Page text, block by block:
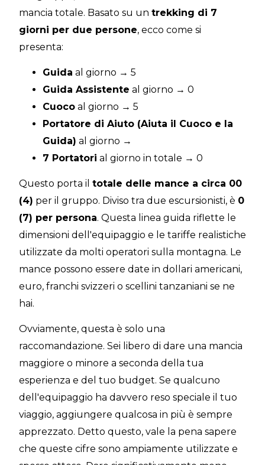
mancia totale. Basato su un trekking di 7
giorni per due persone, ecco come si
presenta:
Guida al giorno → 5
Guida Assistente al giorno → 0
Cuoco al giorno → 5
Portatore di Aiuto (Aiuta il Cuoco e la
Guida) al giorno →
7 Portatori al giorno in totale → 0
Questo porta il totale delle mance a circa 00
(4) per il gruppo. Diviso tra due escursionisti, è 0
(7) per persona. Questa linea guida riflette le
dimensioni dell'equipaggio e le tariffe realistiche
utilizzate da molti operatori sulla montagna. Le
mance possono essere date in dollari americani,
euro, franchi svizzeri o scellini tanzaniani se ne
hai.
Ovviamente, questa è solo una
raccomandazione. Sei libero di dare una mancia
maggiore o minore a seconda della tua
esperienza e del tuo budget. Se qualcuno
dell'equipaggio ha davvero reso speciale il tuo
viaggio, aggiungere qualcosa in più è sempre
apprezzato. Detto questo, vale la pena sapere
che queste cifre sono ampiamente utilizzate e